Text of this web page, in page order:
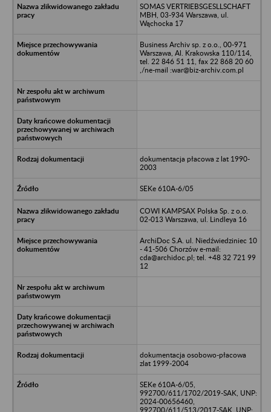
SOMAS VERTRIEBSGESLLSCHAFT
MBH, 03-934 Warszawa, ul.
Wąchocka 17
Business Archiv sp. z o.o., 00-971
Warszawa, Al. Krakowska 110/114,
tel. 22 846 51 11, fax 22 868 20 60
,/ne-mail :war@biz-archiv.com.pl
dokumentacja płacowa z lat 1990-
2003
SEKe 610A-6/05
COWI KAMPSAX Polska Sp. z o.o.
02-013 Warszawa, ul. Lindleya 16
ArchiDoc S.A. ul. Niedźwiedziniec 10
- 41-506 Chorzów e-mail:
cda@archidoc.pl; tel. +48 32 721 99
12
dokumentacja osobowo-płacowa
zlat 1999-2004
SEKe 610A-6/05,
992700/611/1702/2019-SAK, UNP:
2024-00656460,
992700/611/513/2017-SAK, UNP: